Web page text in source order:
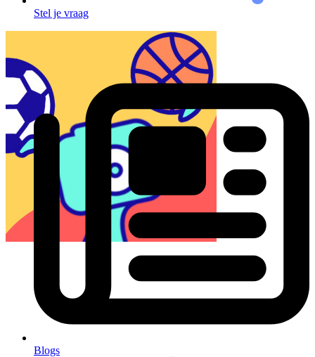
Stel je vraag
Blogs